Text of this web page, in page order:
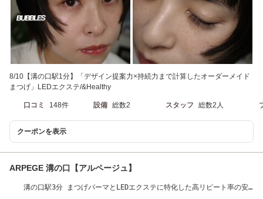
8/10【溝の口駅1分】「デザイン提案力×持続力まで計算したオーダーメイド
まつげ」LEDエクステ/&Healthy
口コミ 148件 設備 総数2 スタッフ 総数2人
クーポンを表示
ARPEGE 溝の口【アルページュ】
溝の口駅3分 まつげパーマとLEDエクステに特化した高リピート率の安